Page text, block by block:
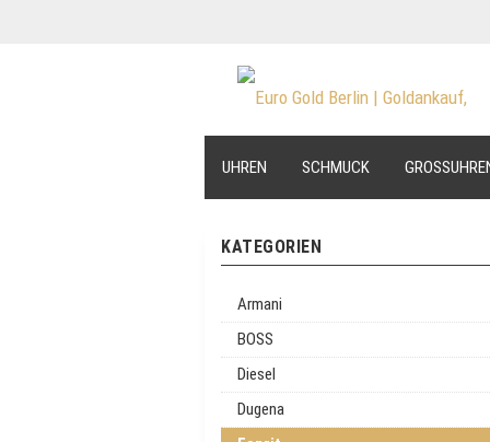
UHREN SCHMUCK
KATEGORIEN
Armani
BOSS
Diesel
Dugena